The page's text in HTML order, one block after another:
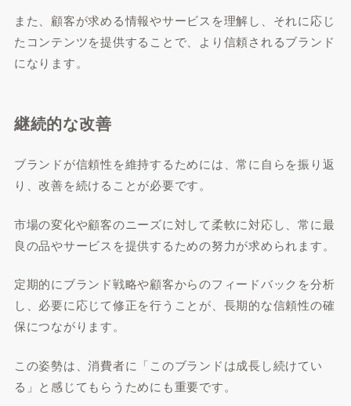
また、顧客が求める情報やサービスを理解し、それに応じ
たコンテンツを提供することで、より信頼されるブランド
になります。
継続的な改善
ブランドが信頼性を維持するためには、常に自らを振り返
り、改善を続けることが必要です。
市場の変化や顧客のニーズに対して柔軟に対応し、常に最
良の品やサービスを提供するための努力が求められます。
定期的にブランド戦略や顧客からのフィードバックを分析
し、必要に応じて修正を行うことが、長期的な信頼性の確
保につながります。
この姿勢は、消費者に「このブランドは成長し続けてい
る」と感じてもらうためにも重要です。